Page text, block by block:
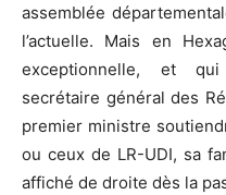
assemblée
l’actuelle. Mais en
exceptionnelle, et
secrétaire général des
premier ministre
ou ceux de LR-UDI, sa
affiché de droite dès la